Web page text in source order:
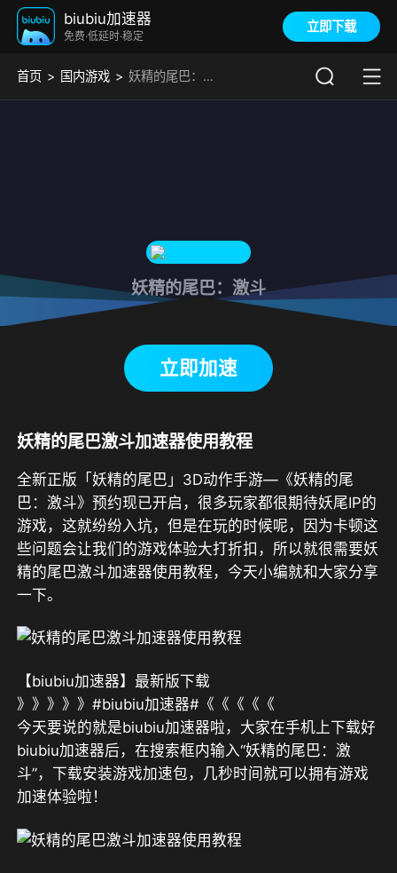
biubiu加速器
免费·低延时·稳定
立即下载
首页 国内游戏 妖精的尾巴：激斗加速器
妖精的尾巴：激斗
立即加速
妖精的尾巴激斗加速器使用教程
全新正版「妖精的尾巴」3D动作手游—《妖精的尾
巴：激斗》预约现已开启，很多玩家都很期待妖尾IP的
游戏，这就纷纷入坑，但是在玩的时候呢，因为卡顿这
些问题会让我们的游戏体验大打折扣，所以就很需要妖
精的尾巴激斗加速器使用教程，今天小编就和大家分享
一下。
【biubiu加速器】最新版下载
》》》》》#biubiu加速器#《《《《《
今天要说的就是biubiu加速器啦，大家在手机上下载好
biubiu加速器后，在搜索框内输入“妖精的尾巴：激
斗”，下载安装游戏加速包，几秒时间就可以拥有游戏
加速体验啦！